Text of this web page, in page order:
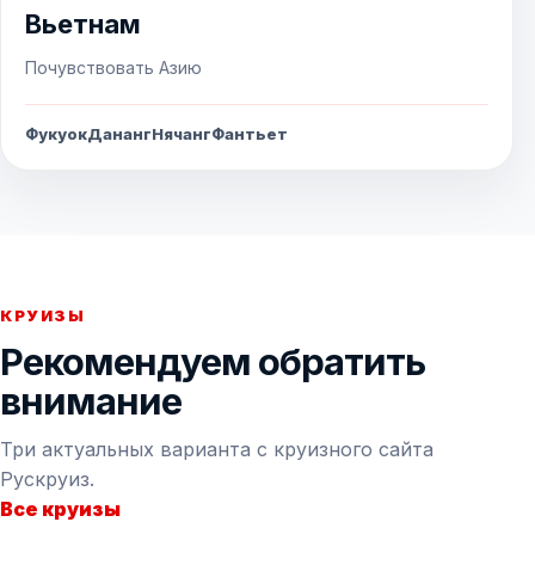
Вьетнам
Почувствовать Азию
ФукуокДанангНячангФантьет
КРУИЗЫ
Рекомендуем обратить
внимание
Три актуальных варианта с круизного сайта
Рускруиз.
Все круизы